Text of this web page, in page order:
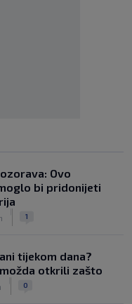
Ovo
bi pridonijeti
1
tijekom dana?
otkrili zašto
0